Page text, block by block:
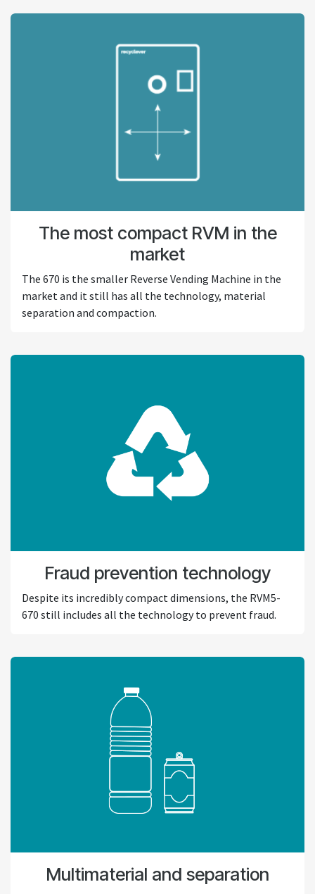
The most compact RVM in the
market
The 670 is the smaller Reverse Vending Machine in the
market and it still has all the technology, material
separation and compaction.
Fraud prevention technology
Despite its incredibly compact dimensions, the RVM5-
670 still includes all the technology to prevent fraud.
Multimaterial and separation